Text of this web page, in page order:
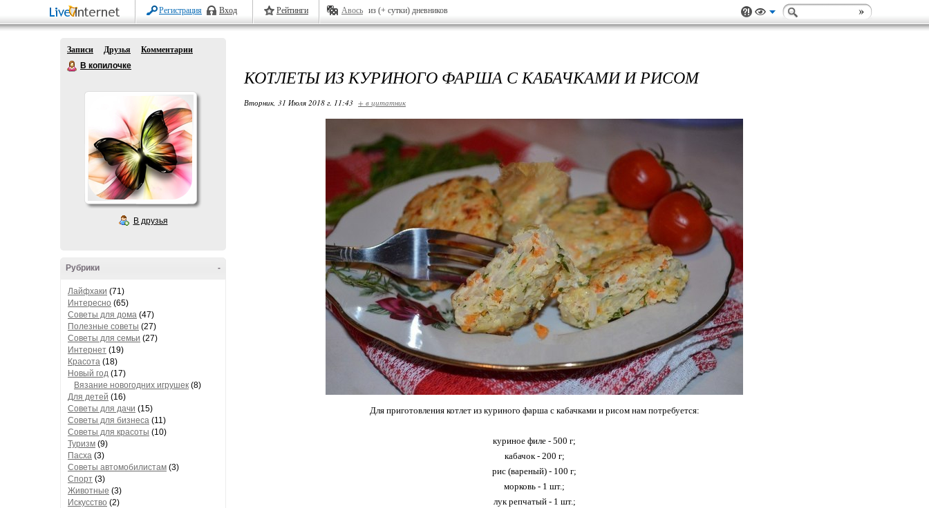
Регистрация Вход Рейтинги Авось из (+ сутки) дневников
Записи Друзья
Комментарии
В копилочке
В друзья
-
Рубрики
Лайфхаки (71)
Интересно (65)
Советы для дома (47)
Полезные советы (27)
Советы для семьи (27)
Интернет (19)
Красота (18)
Новый год (17)
Вязание новогодних игрушек (8)
Для детей (16)
Советы для дачи (15)
Советы для бизнеса (11)
Советы для красоты (10)
Туризм (9)
Пасха (3)
Советы автомобилистам (3)
Спорт (3)
Животные (3)
Искусство (2)
КОТЛЕТЫ ИЗ КУРИНОГО ФАРША С КАБАЧКАМИ И РИСОМ
Вторник, 31 Июля 2018 г. 11:43 + в цитатник
Для приготовления котлет из куриного фарша с кабачками и рисом нам потребуется:
куриное филе - 500 г;
кабачок - 200 г;
рис (вареный) - 100 г;
морковь - 1 шт.;
лук репчатый - 1 шт.;